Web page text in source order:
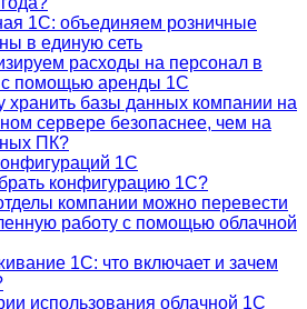
1С: объединяем розничные
в единую сеть
расходы на персонал в
с помощью аренды 1С
хранить базы данных компании на
сервере безопаснее, чем на
ПК?
1С
конфигурацию 1С?
компании можно перевести
работу с помощью облачной
1С: что включает и зачем
использования облачной 1С